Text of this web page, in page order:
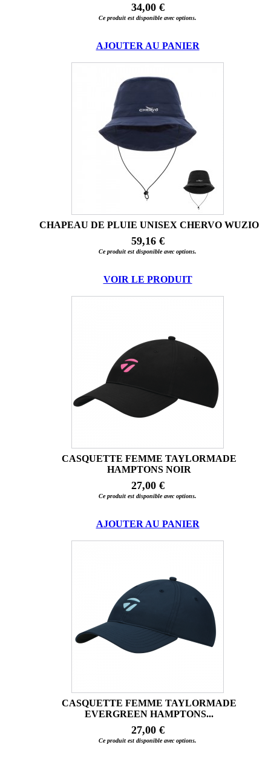
34,00 €
Ce produit est disponible avec options.
AJOUTER AU PANIER
CHAPEAU DE PLUIE UNISEX CHERVO WUZIO
59,16 €
Ce produit est disponible avec options.
VOIR LE PRODUIT
CASQUETTE FEMME TAYLORMADE
HAMPTONS NOIR
27,00 €
Ce produit est disponible avec options.
AJOUTER AU PANIER
CASQUETTE FEMME TAYLORMADE
EVERGREEN HAMPTONS...
27,00 €
Ce produit est disponible avec options.